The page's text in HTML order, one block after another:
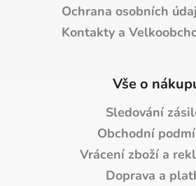
Ochrana osobních
Kontakty a
Vše o
Sledování
Obchodní
Vrácení zboží a
Doprava a